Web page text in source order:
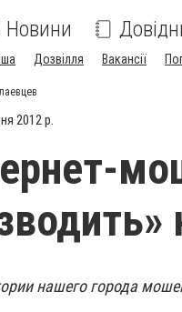
Новини
Дозвілля Вакансії
2012 р.
нашего города